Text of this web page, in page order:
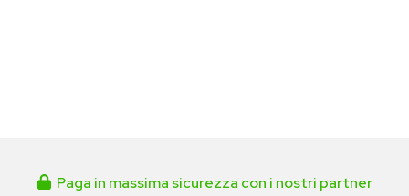
Paga in massima sicurezza con i nostri partner